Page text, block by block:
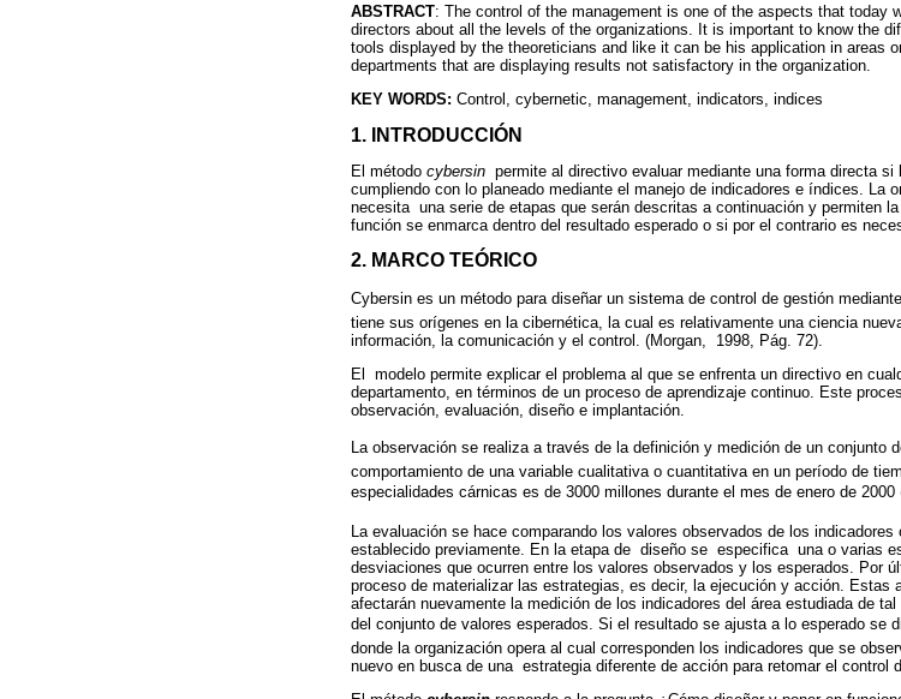
ABSTRACT: The control of the management is one of the aspects that today
directors about all the levels of the organizations. It is important to know the
tools displayed by the theoreticians and like it can be his application in areas
departments that are displaying results not satisfactory in the organization.
KEY WORDS: Control, cybernetic, management, indicators, indices
1. INTRODUCCIÓN
El método cybersin permite al directivo evaluar mediante una forma directa
cumpliendo con lo planeado mediante el manejo de indicadores e índices. La
necesita una serie de etapas que serán descritas a continuación y permiten
función se enmarca dentro del resultado esperado o si por el contrario es
2. MARCO TEÓRICO
Cybersin es un método para diseñar un sistema de control de gestión
tiene sus orígenes en la cibernética, la cual es relativamente una ciencia
información, la comunicación y el control. (Morgan, 1998, Pág. 72).
El modelo permite explicar el problema al que se enfrenta un directivo en
departamento, en términos de un proceso de aprendizaje continuo. Este
observación, evaluación, diseño e implantación.
La observación se realiza a través de la definición y medición de un conjunto
comportamiento de una variable cualitativa o cuantitativa en un período de
especialidades cárnicas es de 3000 millones durante el mes de enero de
La evaluación se hace comparando los valores observados de los
establecido previamente. En la etapa de diseño se especifica una o varias
desviaciones que ocurren entre los valores observados y los esperados. Por
proceso de materializar las estrategias, es decir, la ejecución y acción. Estas
afectarán nuevamente la medición de los indicadores del área estudiada de
del conjunto de valores esperados. Si el resultado se ajusta a lo esperado se
donde la organización opera al cual corresponden los indicadores que se
nuevo en busca de una estrategia diferente de acción para retomar el control